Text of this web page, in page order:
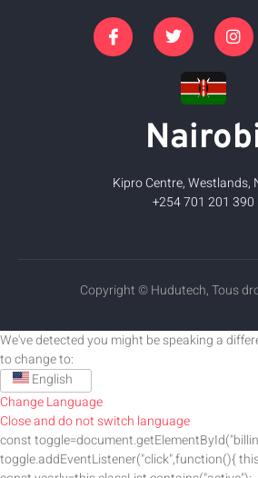
Kipro Centre, Westlands,
+254 701 201 390
Copyright © Hudutech, Tous
We've detected you might be speaking a
to change to:
English
Change Language
Close and do not switch language
const
toggle.addEventListener("click",function(){